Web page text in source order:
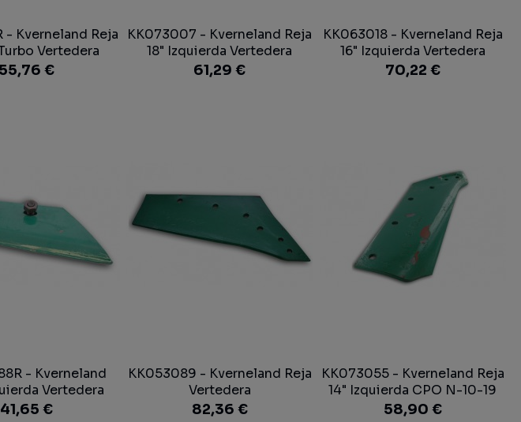
- Kverneland Reja
Vertedera
55,76 €
KK073007 - Kverneland Reja
18" Izquierda Vertedera
61,29 €
KK063018 - Kverneland Reja
16" Izquierda Vertedera
70,22 €
- Kverneland
Vertedera
41,65 €
KK053089 - Kverneland Reja
Vertedera
82,36 €
KK073055 - Kverneland Reja
14" Izquierda CPO N-10-19
Vertedera
58,90 €